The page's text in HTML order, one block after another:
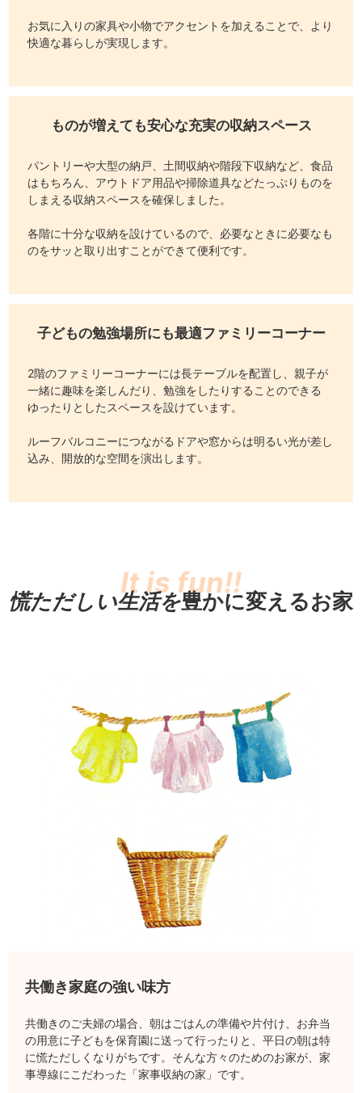
お気に入りの家具や小物でアクセントを加えることで、より
快適な暮らしが実現します。
ものが増えても安心な充実の収納スペース
パントリーや大型の納戸、土間収納や階段下収納など、食品
はもちろん、アウトドア用品や掃除道具などたっぷりものを
しまえる収納スペースを確保しました。
各階に十分な収納を設けているので、必要なときに必要なも
のをサッと取り出すことができて便利です。
子どもの勉強場所にも最適ファミリーコーナー
2階のファミリーコーナーには長テーブルを配置し、親子が
一緒に趣味を楽しんだり、勉強をしたりすることのできる
ゆったりとしたスペースを設けています。
ルーフバルコニーにつながるドアや窓からは明るい光が差し
込み、開放的な空間を演出します。
慌ただしい生活を豊かに変えるお家
共働き家庭の強い味方
共働きのご夫婦の場合、朝はごはんの準備や片付け、お弁当
の用意に子どもを保育園に送って行ったりと、平日の朝は特
に慌ただしくなりがちです。そんな方々のためのお家が、家
事導線にこだわった「家事収納の家」です。